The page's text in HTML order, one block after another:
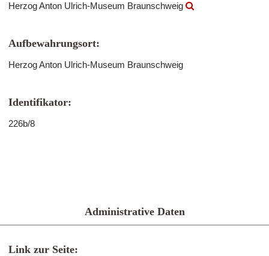
Herzog Anton Ulrich-Museum Braunschweig
Aufbewahrungsort:
Herzog Anton Ulrich-Museum Braunschweig
Identifikator:
226b/8
Administrative Daten
Link zur Seite: